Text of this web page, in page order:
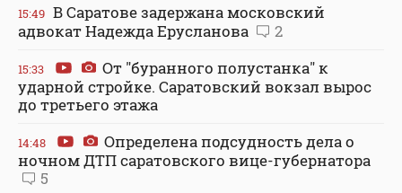
15:49 В Саратове задержана московский
адвокат Надежда Ерусланова
2
15:33
От "буранного полустанка" к
ударной стройке. Саратовский вокзал вырос
до третьего этажа
14:48
Определена подсудность дела о
ночном ДТП саратовского вице-губернатора
5